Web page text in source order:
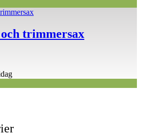
trimmersax